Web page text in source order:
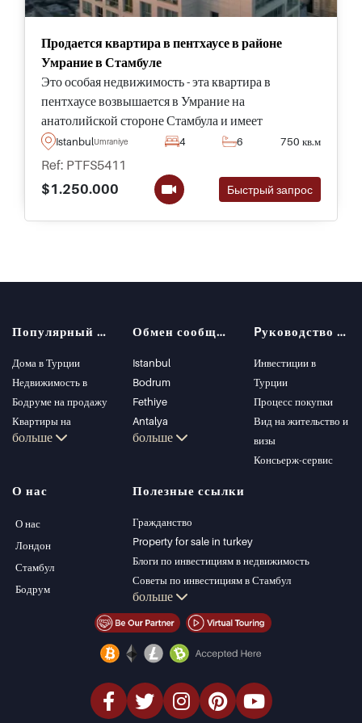
Продается квартира в пентхаусе в районе
Умрание в Стамбуле
Это особая недвижимость - эта квартира в
пентхаусе возвышается в Умрание на
анатолийской стороне Стамбула и имеет
прекрасный вид на город и море. Роскошные
функции включают домашний тренажерный зал,
кинозал и зимний сад.
IstanbulUmraniye 4 6 750 кв.м
Ref: PTFS5411
$1.250.000
Быстрый запрос
Популярный поиск
Дома в Турции
Недвижимость в
Бодруме на продажу
Квартиры на
продажу в Стамбуле
Квартиры на
продажу в Анталии
больше
Обмен сообщениями
Istanbul
Bodrum
Fethiye
Antalya
Kalkan
Bursa
Gocek
Side
Kemer
Dalyan
Izmir
Belek
больше
Pуководство покупателя
Инвестиции в
Турции
Процесс покупки
Вид на жительство и
визы
Консьерж-сервис
О нас
О нас
Лондон
Стамбул
Бодрум
Полезные ссылки
Гражданство
Property for sale in turkey
Блоги по инвестициям в недвижимость
Советы по инвестициям в Стамбул
Управление PT
Стамбул Инвестиции Недвижимость
Недвижимость со скидкой
элитная недвижимость
Инвестиционная недвижимость
больше